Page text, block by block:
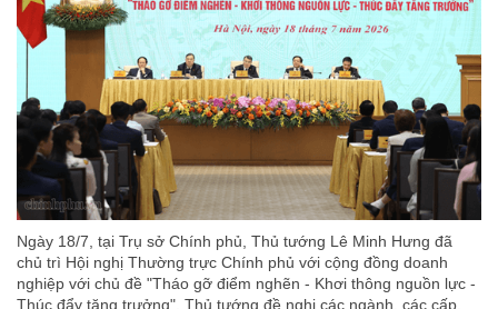
Ngày 18/7, tại Trụ sở Chính phủ, Thủ tướng Lê Minh Hưng đã
chủ trì Hội nghị Thường trực Chính phủ với cộng đồng doanh
nghiệp với chủ đề "Tháo gỡ điểm nghẽn - Khơi thông nguồn lực -
Thúc đẩy tăng trưởng". Thủ tướng đề nghị các ngành, các cấp,